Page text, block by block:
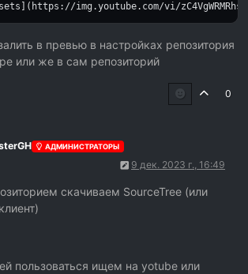
img.youtube.com/vi/zC4VgWRMRhs/
в превью в настройках репозитория
или же в сам репозиторий
0
АДМИНИСТРАТОРЫ
9 дек. 2023 г., 16:49
скачиваем SourceTree (или
пользоваться ищем на yotube или